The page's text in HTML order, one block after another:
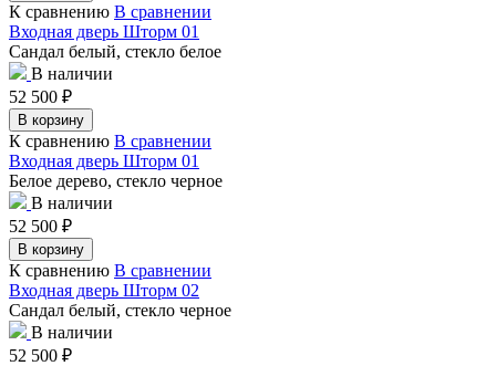
К сравнению В сравнении
Входная дверь Шторм 01
Сандал белый, стекло белое
В наличии
52 500 ₽
В корзину
К сравнению В сравнении
Входная дверь Шторм 01
Белое дерево, стекло черное
В наличии
52 500 ₽
В корзину
К сравнению В сравнении
Входная дверь Шторм 02
Сандал белый, стекло черное
В наличии
52 500 ₽